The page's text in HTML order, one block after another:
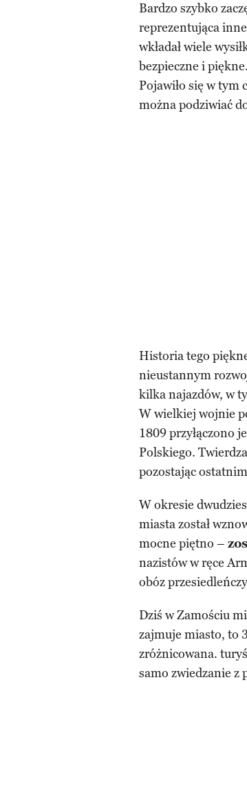
Bardzo szybko
reprezentująca
wkładał wiele
bezpieczne i
Pojawiło się w tym
można podziwiać
Historia tego
nieustannym
kilka najazdów, w
W wielkiej wojnie
1809 przyłączono
Polskiego.
pozostając
W okresie
miasta został
mocne piętno –
nazistów w ręce
obóz
Dziś w Zamościu
zajmuje miasto, to
zróżnicowana.
samo zwiedzanie z